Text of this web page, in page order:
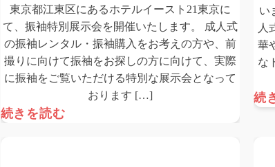
東京都江東区にあるホテルイースト21東京に
て、振袖特別展示会を開催いたします。 成人式
の振袖レンタル・振袖購入をお考えの方や、前
撮りに向けて振袖をお探しの方に向けて、実際
に振袖をご覧いただける特別な展示会となって
おります […]
続きを読む
い
人
華
な
続